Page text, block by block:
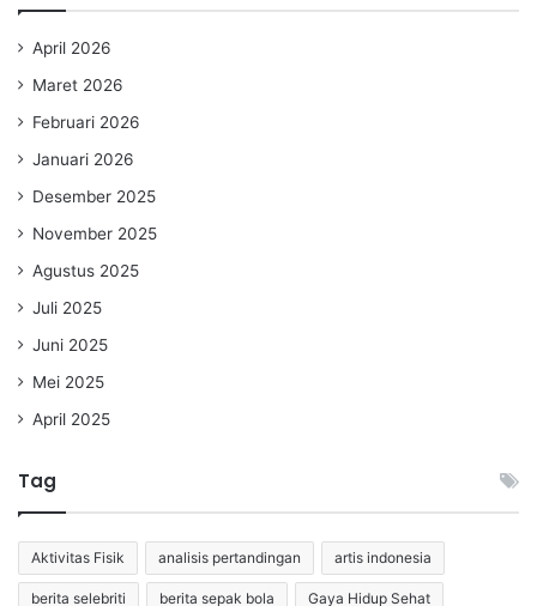
April 2026
Maret 2026
Februari 2026
Januari 2026
Desember 2025
November 2025
Agustus 2025
Juli 2025
Juni 2025
Mei 2025
April 2025
Tag
Aktivitas Fisik analisis pertandingan artis indonesia
berita selebriti berita sepak bola Gaya Hidup Sehat